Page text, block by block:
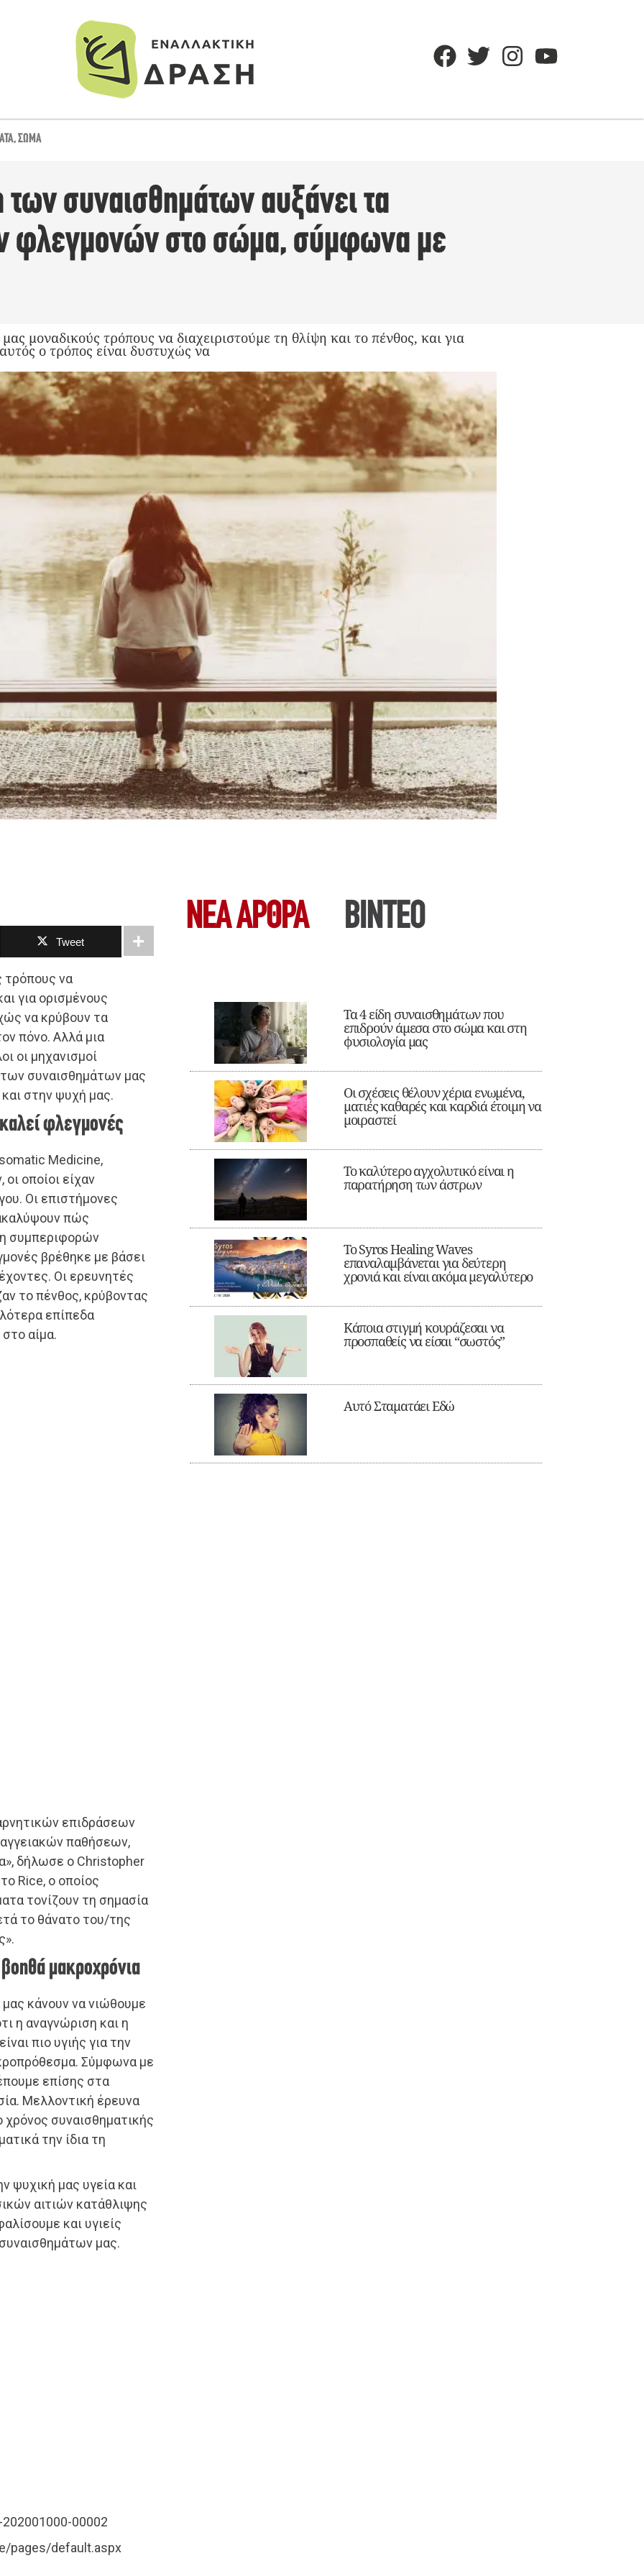
,ΣΏΜΑ
των συναισθημάτων αυξάνει τα
φλεγμονών στο σώμα, σύμφωνα με
μοναδικούς τρόπους να διαχειριστούμε τη θλίψη και το πένθος, και για
ο τρόπος είναι δυστυχώς να
Tweet
τρόπους να
για ορισμένους
να κρύβουν τα
πόνο. Αλλά μια
οι μηχανισμοί
των συναισθημάτων μας
στην ψυχή μας.
φλεγμονές
Medicine,
οποίοι είχαν
Οι επιστήμονες
πώς
συμπεριφορών
βρέθηκε με βάσει
Οι ερευνητές
το πένθος, κρύβοντας
επίπεδα
αίμα.
επιδράσεων
παθήσεων,
δήλωσε ο Christopher
Rice, ο οποίος
τονίζουν τη σημασία
το θάνατο του/της
μακροχρόνια
μας κάνουν να νιώθουμε
η αναγνώριση και η
πιο υγιής για την
Σύμφωνα με
επίσης στα
Μελλοντική έρευνα
συναισθηματικής
την ίδια τη
ψυχική μας υγεία και
αιτιών κατάθλιψης
και υγιείς
μας.
00002
pages/default.aspx
ΝΕΑ ΆΡΘΡΑ ΒΙΝΤΕΟ
Τα 4 είδη συναισθημάτων που
επιδρούν άμεσα στο σώμα και στη
φυσιολογία μας
Οι σχέσεις θέλουν χέρια ενωμένα,
ματιές καθαρές και καρδιά έτοιμη να
μοιραστεί
Το καλύτερο αγχολυτικό είναι η
παρατήρηση των άστρων
Το Syros Healing Waves
επαναλαμβάνεται για δεύτερη
χρονιά και είναι ακόμα μεγαλύτερο
Κάποια στιγμή κουράζεσαι να
προσπαθείς να είσαι “σωστός”
Αυτό Σταματάει Εδώ